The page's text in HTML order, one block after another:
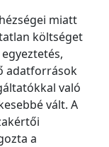
miatt
költséget
adatforrások
való
vált. A
a